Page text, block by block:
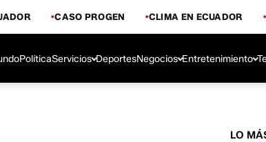
CASO PROGEN CLIMA EN ECUADOR
PolíticaServicios DeportesNegocios Entretenimiento
LO